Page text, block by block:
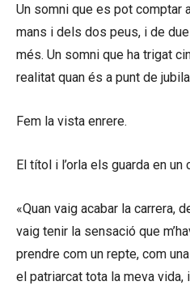
Un somni que es pot comptar
mans i dels dos peus, i de
més. Un somni que ha trigat
realitat quan és a punt de
Fem la vista enrere.
El títol i l’orla els guarda en
«Quan vaig acabar la carrera,
vaig tenir la sensació que
prendre com un repte, com
el patriarcat tota la meva vida,